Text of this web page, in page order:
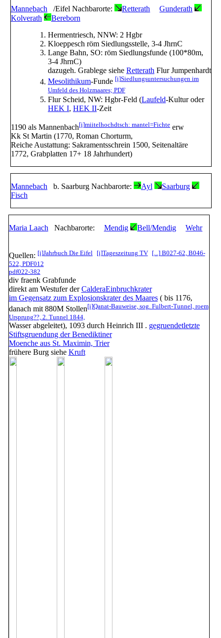
Mannebach /Eifel Nachbarorte: Retterath
Gunderath
Kolverath
Bereborn
Hermentriesch, NNW: 2 Hgbr
Kloeppesch röm Siedlungsstelle, 3-4 JhrnC
Lange Bahn, SO: röm Siedlungsfunde (100*80m,
3-4 JhrnC)
dazugeh. Grablege siehe Retterath Flur Jumpenhardt
Mesolithikum-Funde [i]Siedlungsuntersuchungen im
Umfeld des Holzmaares; PDF
Flur Scheid, NW: Hgbr-Feld (Laufeld-Kultur oder
HEK I, HEK II-Zeit
1190 als Mannenbach[i]miitelhochdtsch: mantel=Fichteerw
Kk St Martin (1770, Roman Chorturm,
Reiche Austattung: Sakramentsschrein 1500, Seitenaltäre
1772, Grabplatten 17+ 18 Jahrhundert)
Mannebach b. Saarburg Nachbarorte: Ayl
Saarburg
Fisch
Maria Laach Nachbarorte: Mendig Bell/Mendig Wehr
Quellen: [i]Jahrbuch Die Eifel [i]Tageszeitung TV [...]B027-62, B046-
522, PDF012
pdf022-382
div fraenk Grabfunde
direkt am Westufer derCalderaEinbruchkrater
im Gegensatz zum Explosionskrater des Maares( bis 1176,
danach mit 880M Stollen[i]Qanat-Bauweise, sog. Fulbert-Tunnel, roem
Ursprung??, 2. Tunnel 1844,
Wasser abgeleitet), 1093 durch Heinrich III . gegruendetletzte
Stiftsgruendung der Benediktiner
Moenche aus St. Maximin, Trier
frühereBurg siehe Kruft